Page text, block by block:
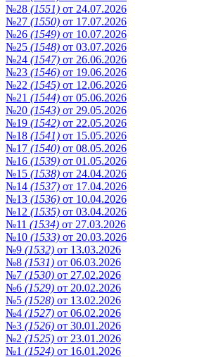
№28 (1551) от 24.07.2026
№27 (1550) от 17.07.2026
№26 (1549) от 10.07.2026
№25 (1548) от 03.07.2026
№24 (1547) от 26.06.2026
№23 (1546) от 19.06.2026
№22 (1545) от 12.06.2026
№21 (1544) от 05.06.2026
№20 (1543) от 29.05.2026
№19 (1542) от 22.05.2026
№18 (1541) от 15.05.2026
№17 (1540) от 08.05.2026
№16 (1539) от 01.05.2026
№15 (1538) от 24.04.2026
№14 (1537) от 17.04.2026
№13 (1536) от 10.04.2026
№12 (1535) от 03.04.2026
№11 (1534) от 27.03.2026
№10 (1533) от 20.03.2026
№9 (1532) от 13.03.2026
№8 (1531) от 06.03.2026
№7 (1530) от 27.02.2026
№6 (1529) от 20.02.2026
№5 (1528) от 13.02.2026
№4 (1527) от 06.02.2026
№3 (1526) от 30.01.2026
№2 (1525) от 23.01.2026
№1 (1524) от 16.01.2026